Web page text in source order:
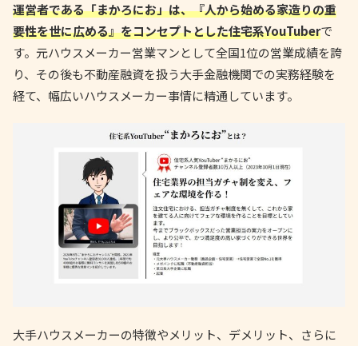
運営者である「まかろにお」は、『人から始める家造りの重
要性を世に広める』をコンセプトとした住宅系YouTuberで
す。元ハウスメーカー営業マンとして全国1位の営業成績を誇
り、その後も不動産融資を扱う大手金融機関での実務経験を
経て、幅広いハウスメーカー事情に精通しています。
大手ハウスメーカーの特徴やメリット、デメリット、さらに